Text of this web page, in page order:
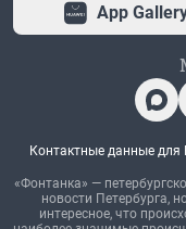
App
Контактные данные для
«Фонтанка» —
новости Петербурга,
интересное, что